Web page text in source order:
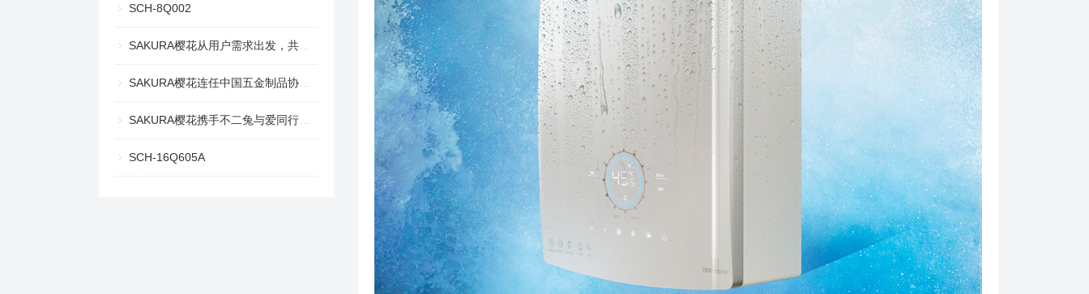
SCH-8Q002
SAKURA樱花从用户需求出发，共探舒适自在的理想生活
SAKURA樱花连任中国五金制品协会燃气用具分会副理事长单位
SAKURA樱花携手不二兔与爱同行，共启最「家」浪漫
SCH-16Q605A